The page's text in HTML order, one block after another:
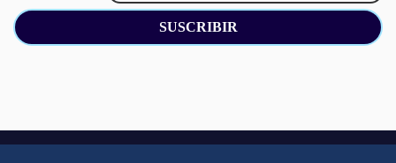
SUSCRIBIR